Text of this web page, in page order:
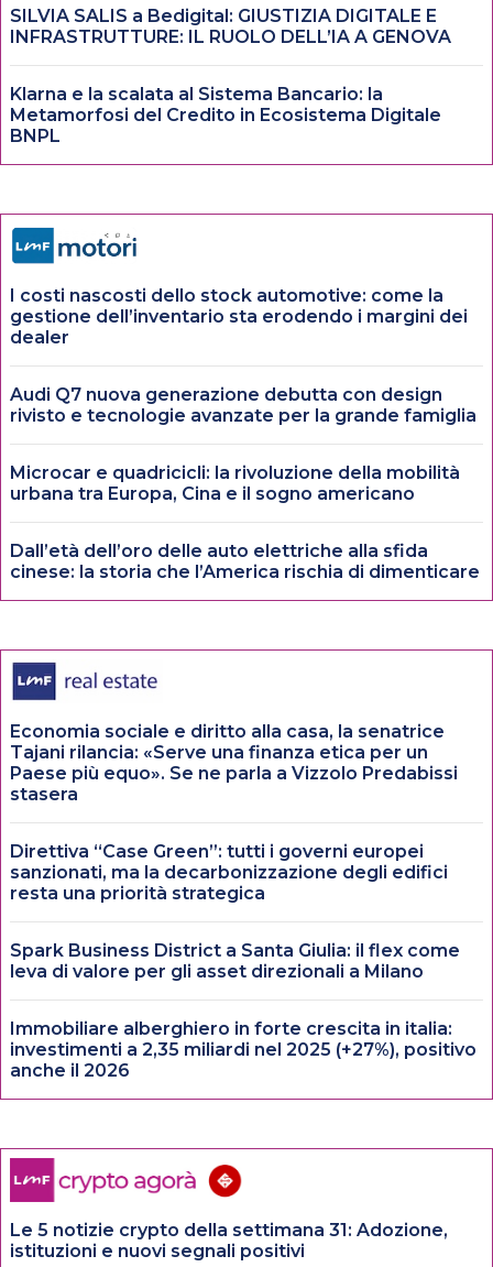
SILVIA SALIS a Bedigital: GIUSTIZIA DIGITALE E
INFRASTRUTTURE: IL RUOLO DELL’IA A GENOVA
Klarna e la scalata al Sistema Bancario: la
Metamorfosi del Credito in Ecosistema Digitale
BNPL
I costi nascosti dello stock automotive: come la
gestione dell’inventario sta erodendo i margini dei
dealer
Audi Q7 nuova generazione debutta con design
rivisto e tecnologie avanzate per la grande famiglia
Microcar e quadricicli: la rivoluzione della mobilità
urbana tra Europa, Cina e il sogno americano
Dall’età dell’oro delle auto elettriche alla sfida
cinese: la storia che l’America rischia di dimenticare
Economia sociale e diritto alla casa, la senatrice
Tajani rilancia: «Serve una finanza etica per un
Paese più equo». Se ne parla a Vizzolo Predabissi
stasera
Direttiva “Case Green”: tutti i governi europei
sanzionati, ma la decarbonizzazione degli edifici
resta una priorità strategica
Spark Business District a Santa Giulia: il flex come
leva di valore per gli asset direzionali a Milano
Immobiliare alberghiero in forte crescita in italia:
investimenti a 2,35 miliardi nel 2025 (+27%), positivo
anche il 2026
Le 5 notizie crypto della settimana 31: Adozione,
istituzioni e nuovi segnali positivi